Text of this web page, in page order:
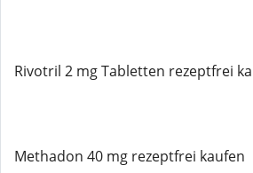
Rivotril 2 mg Tabletten rezeptfrei
Methadon 40 mg rezeptfrei kaufen